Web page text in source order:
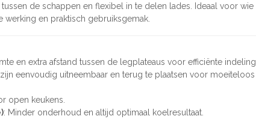
de schappen en flexibel in te delen lades. Ideaal voor wie
en praktisch gebruiksgemak.
en extra afstand tussen de legplateaus voor efficiënte indeling.
eenvoudig uitneembaar en terug te plaatsen voor moeiteloos
open keukens.
: Minder onderhoud en altijd optimaal koelresultaat.